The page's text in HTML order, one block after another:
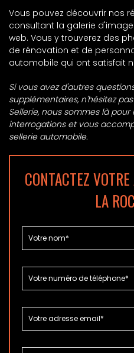
Vous pouvez découvrir nos
consultant la galerie
web. Vous y trouverez des
de rénovation et de
automobile qui ont satisfait
Si vous avez d'autres
supplémentaires, n'hésitez
Sellerie, nous sommes là
interrogations et vous
sellerie automobile.
CONTACTEZ
LA